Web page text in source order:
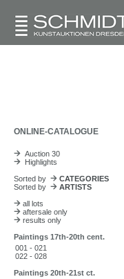
ONLINE-CATALOGUE
Auction 30
Highlights
Sorted by
CATEGORIES
Sorted by
ARTISTS
all lots
aftersale only
results only
Paintings 17th-20th cent.
001 - 021
022 - 028
Paintings 20th-21st ct.